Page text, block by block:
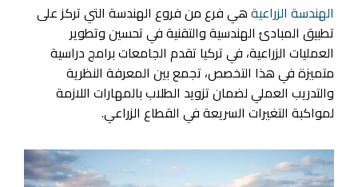
الهندسة الزراعيةهي فرع من فروع الهندسة التي تركز على
تطبيق المبادئ الهندسية والتقنية في تحسين وتطوير
العمليات الزراعية، في تركيا تقدم الجامعات برامج دراسية
متميزة في هذا التخصص، تجمع بين المعرفة النظرية
والتدريب العملي لضمان تزويد الطلاب بالمهارات اللازمة
لمواكبة التغيرات السريعة في القطاع الزراعي.